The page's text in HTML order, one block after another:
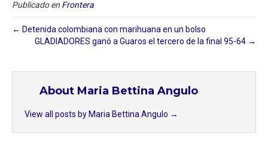
Publicado en Frontera
← Detenida colombiana con marihuana en un bolso⁣
GLADIADORES ganó a Guaros el tercero de la final 95-64 →
About Maria Bettina Angulo
View all posts by Maria Bettina Angulo →